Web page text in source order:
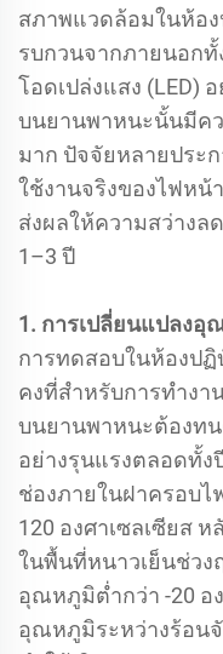
สภาพแวดล้อมในห้อ
รบกวนจากภายนอกทั้
โอดเปล่งแสง (LED)
บนยานพาหนะนั้นมีค
มาก ปัจจัยหลายประ
ใช้งานจริงของไฟหน้
ส่งผลให้ความสว่างล
1–3 ปี
1. การเปลี่ยนแปลงอุ
การทดสอบในห้องป
คงที่สำหรับการทำงา
บนยานพาหนะต้องท
อย่างรุนแรงตลอดทั้
ช่องภายในฝาครอบ
120 องศาเซลเซียส
ในพื้นที่หนาวเย็นช่ว
อุณหภูมิต่ำกว่า -20 อ
อุณหภูมิระหว่างร้อน